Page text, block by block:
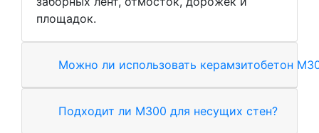
площадок.
Можно ли использовать керамзитобетон
Подходит ли М300 для несущих стен?